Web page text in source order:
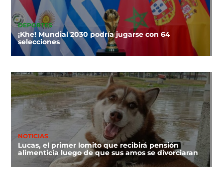
DEPORTES
¡Khe! Mundial 2030 podría jugarse con 64
selecciones
NOTICIAS
Lucas, el primer lomito que recibirá pensión
alimenticia luego de que sus amos se divorciaran